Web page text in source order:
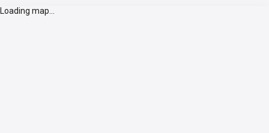
Loading map...